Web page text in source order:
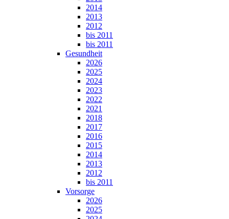
2014
2013
2012
bis 2011
bis 2011
Gesundheit
2026
2025
2024
2023
2022
2021
2018
2017
2016
2015
2014
2013
2012
bis 2011
Vorsorge
2026
2025